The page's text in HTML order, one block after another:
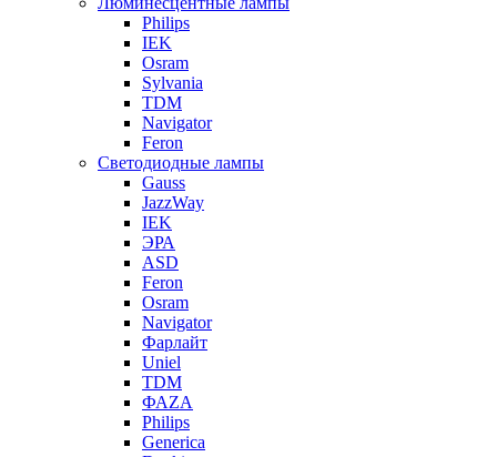
Philips
IEK
Osram
Sylvania
TDM
Navigator
Feron
Светодиодные лампы
Gauss
JazzWay
IEK
ЭРА
ASD
Feron
Osram
Navigator
Фарлайт
Uniel
TDM
ФАZА
Philips
Generica